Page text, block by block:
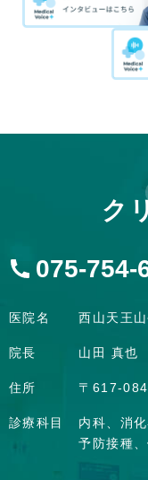
ク
075-754-
医院名 西山天王
院長 山田 真也
住所 〒617-
診療科目
内科、消
予防接種